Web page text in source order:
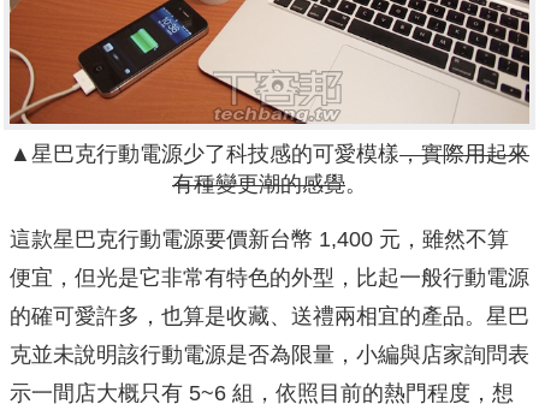
▲星巴克行動電源少了科技感的可愛模樣，實際用起來
有種變更潮的感覺。
這款星巴克行動電源要價新台幣 1,400 元，雖然不算
便宜，但光是它非常有特色的外型，比起一般行動電源
的確可愛許多，也算是收藏、送禮兩相宜的產品。星巴
克並未說明該行動電源是否為限量，小編與店家詢問表
示一間店大概只有 5~6 組，依照目前的熱門程度，想